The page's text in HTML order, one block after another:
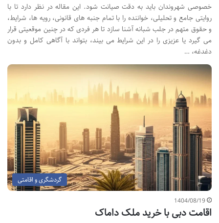
خصوصی شهروندان باید به دقت صیانت شود. این مقاله در نظر دارد تا با
روایتی جامع و تحلیلی، خواننده را با تمام جنبه های قانونی، رویه ها، شرایط،
و حقوق متهم در جلب شبانه آشنا سازد تا هر فردی که در چنین موقعیتی قرار
می گیرد یا عزیزی را در این شرایط می بیند، بتواند با آگاهی کامل و بدون
دغدغه، …
گردشگری و اقامتی
1404/08/19
اقامت دبی با خرید ملک داماک